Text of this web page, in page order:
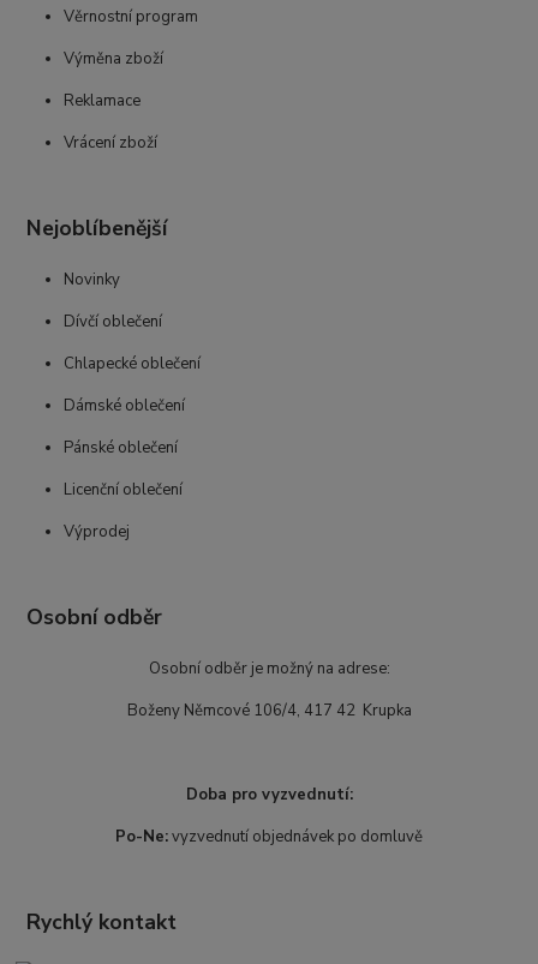
Věrnostní program
Výměna zboží
Reklamace
Vrácení zboží
Nejoblíbenější
Novinky
Dívčí oblečení
Chlapecké oblečení
Dámské oblečení
Pánské oblečení
Licenční oblečení
Výprodej
Osobní odběr
Osobní odběr je možný na adrese:
Boženy Němcové 106/4, 417 42 Krupka
Doba pro vyzvednutí:
Po-Ne:vyzvednutí objednávek po domluvě
Rychlý kontakt